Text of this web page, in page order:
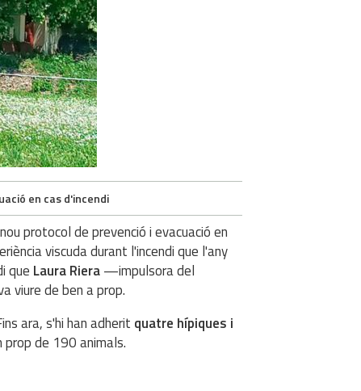
en cas d'incendi
protocol de prevenció i evacuació en
viscuda durant l'incendi que l'any
que Laura Riera—impulsora del
viure de ben a prop.
ara, s'hi han adherit quatre hípiques i
prop de 190 animals.